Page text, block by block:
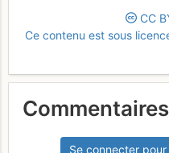
CC
Ce contenu est sous
Commentaires
Se connecter